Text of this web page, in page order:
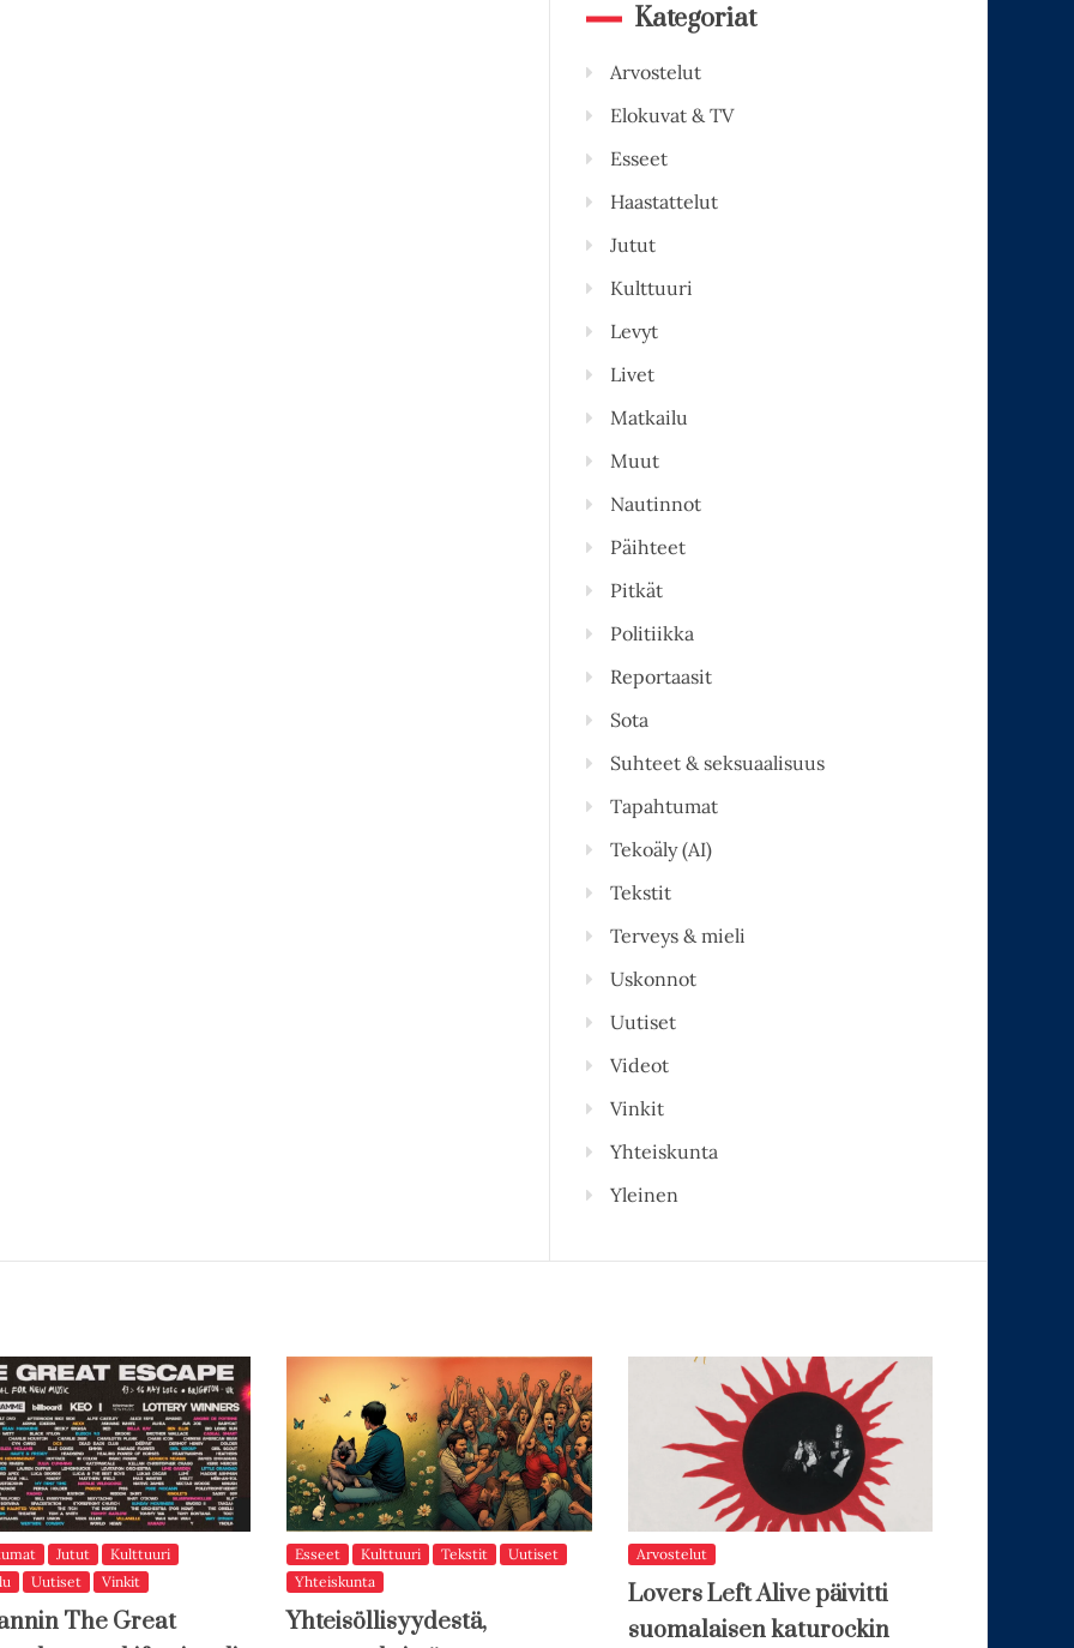
Kategoriat
Arvostelut
Elokuvat & TV
Esseet
Haastattelut
Jutut
Kulttuuri
Levyt
Livet
Matkailu
Muut
Nautinnot
Päihteet
Pitkät
Politiikka
Reportaasit
Sota
Suhteet & seksuaalisuus
Tapahtumat
Tekoäly (AI)
Tekstit
Terveys & mieli
Uskonnot
Uutiset
Videot
Vinkit
Yhteiskunta
Yleinen
Jutut
Kulttuuri
Uutiset Vinkit
The Great
Esseet Kulttuuri Tekstit
Uutiset
Yhteiskunta
Yhteisöllisyydestä,
Arvostelut
Lovers Left Alive päivitti
suomalaisen katurockin